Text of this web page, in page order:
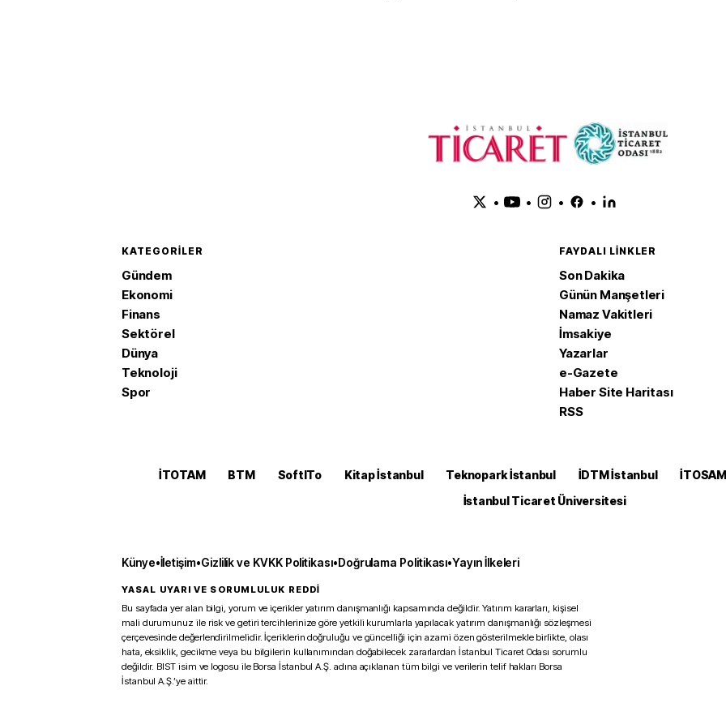
• • • •
KATEGORILER
Gündem
Ekonomi
Finans
Sektörel
Dünya
Teknoloji
Spor
FAYDALI LINKLER
Son Dakika
Günün Manşetleri
Namaz Vakitleri
İmsakiye
Yazarlar
e-Gazete
Haber Site Haritası
RSS
İTOTAM BTM SoftITo Kitap İstanbul Teknopark İstanbul İDTM İstanbul İTOSAM
İstanbul Ticaret Üniversitesi
Künye•İletişim•Gizlilik ve KVKK Politikası•Doğrulama Politikası•Yayın İlkeleri
YASAL UYARI VE SORUMLULUK REDDİ
Bu sayfada yer alan bilgi, yorum ve içerikler yatırım danışmanlığı kapsamında değildir. Yatırım kararları, kişisel
mali durumunuz ile risk ve getiri tercihlerinize göre yetkili kurumlarla yapılacak yatırım danışmanlığı sözleşmesi
çerçevesinde değerlendirilmelidir. İçeriklerin doğruluğu ve güncelliği için azami özen gösterilmekle birlikte, olası
hata, eksiklik, gecikme veya bu bilgilerin kullanımından doğabilecek zararlardan İstanbul Ticaret Odası sorumlu
değildir. BIST isim ve logosu ile Borsa İstanbul A.Ş. adına açıklanan tüm bilgi ve verilerin telif hakları Borsa
İstanbul A.Ş.’ye aittir.